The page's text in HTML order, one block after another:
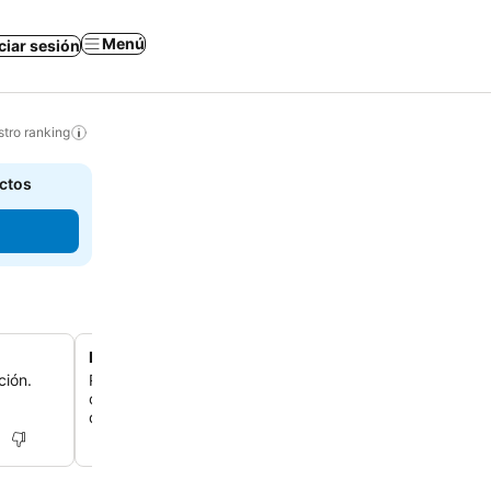
sesión Menú
ranking
Bar animado con encanto local
Relájate en el elegante bar, que combina la elegancia
con el encanto local, y disfruta de cócteles de autor y
directo.